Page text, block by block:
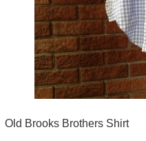
Old Brooks Brothers Shirt